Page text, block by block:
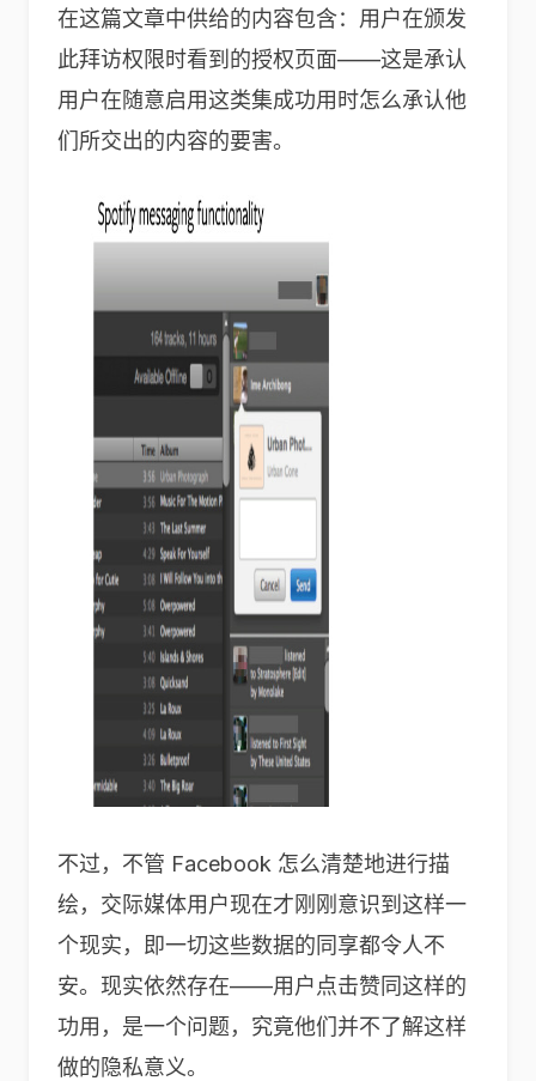
在这篇文章中供给的内容包含：用户在颁发
此拜访权限时看到的授权页面——这是承认
用户在随意启用这类集成功用时怎么承认他
们所交出的内容的要害。
不过，不管 Facebook 怎么清楚地进行描
绘，交际媒体用户现在才刚刚意识到这样一
个现实，即一切这些数据的同享都令人不
安。现实依然存在——用户点击赞同这样的
功用，是一个问题，究竟他们并不了解这样
做的隐私意义。